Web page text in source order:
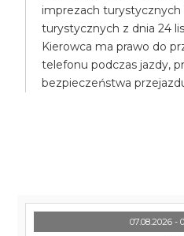
imprezach turystycznych
turystycznych z dnia 24
Kierowca ma prawo do
telefonu podczas jazdy,
bezpieczeństwa
07.08.2026 -